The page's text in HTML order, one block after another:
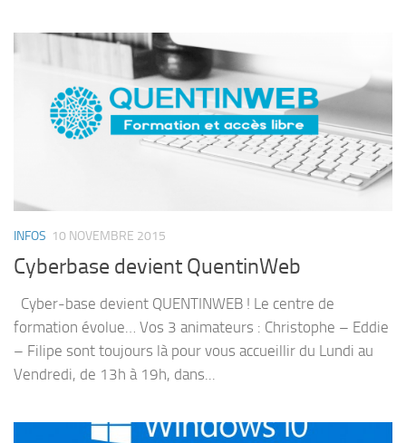
INFOS 10 NOVEMBRE 2015
Cyberbase devient QuentinWeb
Cyber-base devient QUENTINWEB ! Le centre de
formation évolue… Vos 3 animateurs : Christophe – Eddie
– Filipe sont toujours là pour vous accueillir du Lundi au
Vendredi, de 13h à 19h, dans...